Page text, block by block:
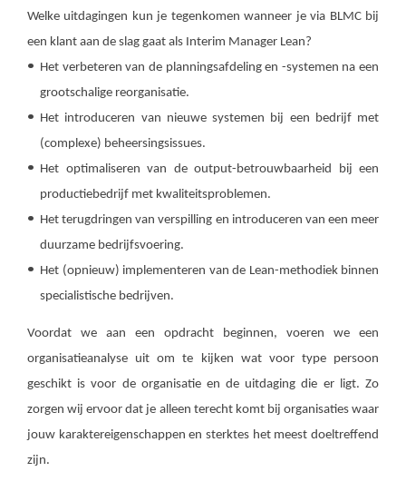
Welke uitdagingen kun je tegenkomen wanneer je via BLMC bij
een klant aan de slag gaat als Interim Manager Lean?
Het verbeteren van de planningsafdeling en -systemen na een
grootschalige reorganisatie.
Het introduceren van nieuwe systemen bij een bedrijf met
(complexe) beheersingsissues.
Het optimaliseren van de output-betrouwbaarheid bij een
productiebedrijf met kwaliteitsproblemen.
Het terugdringen van verspilling en introduceren van een meer
duurzame bedrijfsvoering.
Het (opnieuw) implementeren van de Lean-methodiek binnen
specialistische bedrijven.
Voordat we aan een opdracht beginnen, voeren we een
organisatieanalyse uit om te kijken wat voor type persoon
geschikt is voor de organisatie en de uitdaging die er ligt. Zo
zorgen wij ervoor dat je alleen terecht komt bij organisaties waar
jouw karaktereigenschappen en sterktes het meest doeltreffend
zijn.